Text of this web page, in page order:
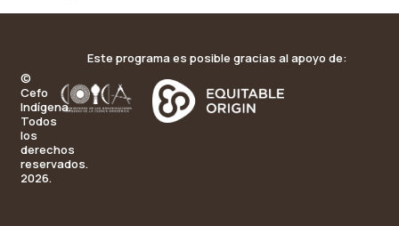
©
Cefo
Indígena.
Todos
los
derechos
reservados.
2026.
Este programa es posible gracias al apoyo de: